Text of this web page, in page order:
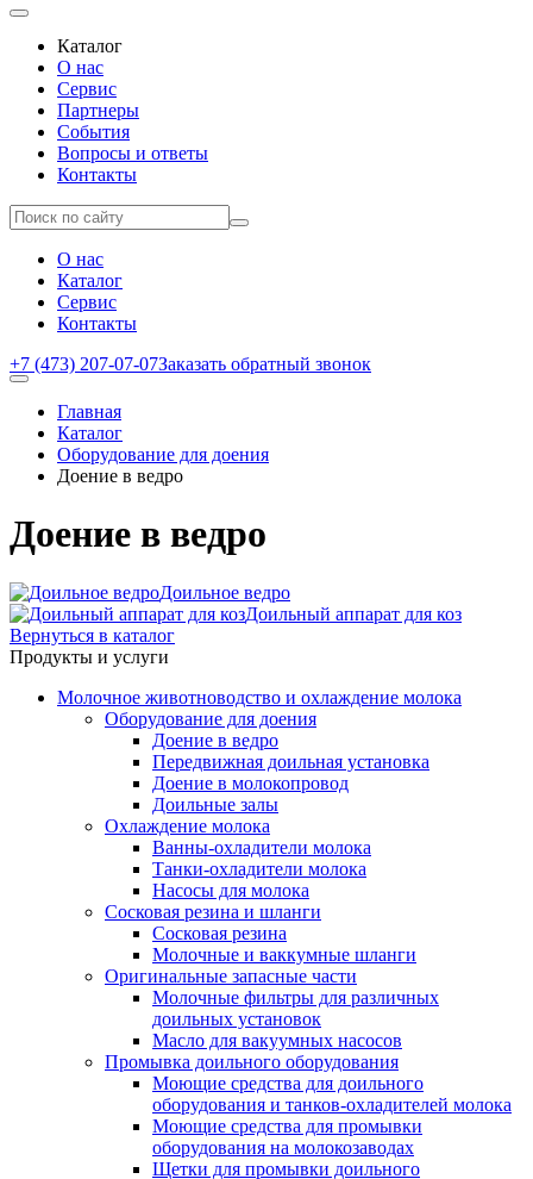
Каталог
О нас
Сервис
Партнеры
События
Вопросы и ответы
Контакты
О нас
Каталог
Сервис
Контакты
+7 (473) 207-07-07Заказать обратный звонок
Главная
Каталог
Оборудование для доения
Доение в ведро
Доение в ведро
Доильное ведро
Доильный аппарат для коз
Вернуться в каталог
Продукты и услуги
Молочное животноводство и охлаждение молока
Оборудование для доения
Доение в ведро
Передвижная доильная установка
Доение в молокопровод
Доильные залы
Охлаждение молока
Ванны-охладители молока
Танки-охладители молока
Насосы для молока
Сосковая резина и шланги
Сосковая резина
Молочные и ваккумные шланги
Оригинальные запасные части
Молочные фильтры для различных
доильных установок
Масло для вакуумных насосов
Промывка доильного оборудования
Моющие средства для доильного
оборудования и танков-охладителей молока
Моющие средства для промывки
оборудования на молокозаводах
Щетки для промывки доильного